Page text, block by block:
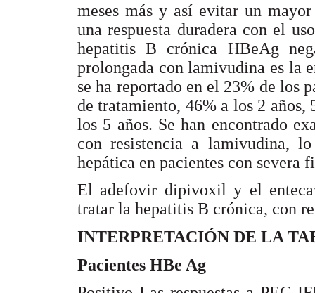
meses más y así evitar un
una respuesta duradera con el
hepatitis B crónica HBeAg
prolongada con lamivudina es la
se ha reportado en el 23% de los
de tratamiento, 46% a los 2 años,
los 5 años. Se han encontrado
con resistencia a lamivudina,
hepática en pacientes con severa
El adefovir dipivoxil y el
tratar la hepatitis B crónica, con
INTERPRETACIÓN DE LA
Pacientes HBe Ag